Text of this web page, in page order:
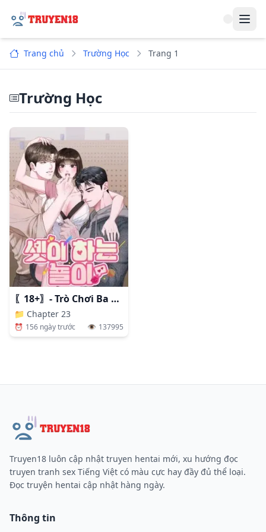
Trang chủ Trường Học Trang 1
Trường Học
〖18+〗- Trò Chơi Ba Người
📁 Chapter 23
⏰ 156 ngày trước 👁️ 137995
Truyen18 luôn cập nhật truyen hentai mới, xu hướng đọc
truyen tranh sex Tiếng Việt có màu cực hay đầy đủ thể loại.
Đọc truyện hentai cập nhật hàng ngày.
Thông tin